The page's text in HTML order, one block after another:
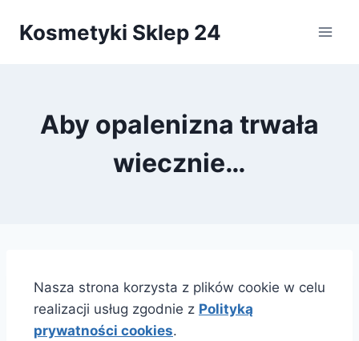
Kosmetyki Sklep 24
Aby opalenizna trwała
wiecznie…
Nasza strona korzysta z plików cookie w celu
realizacji usług zgodnie z Polityką
prywatności cookies.